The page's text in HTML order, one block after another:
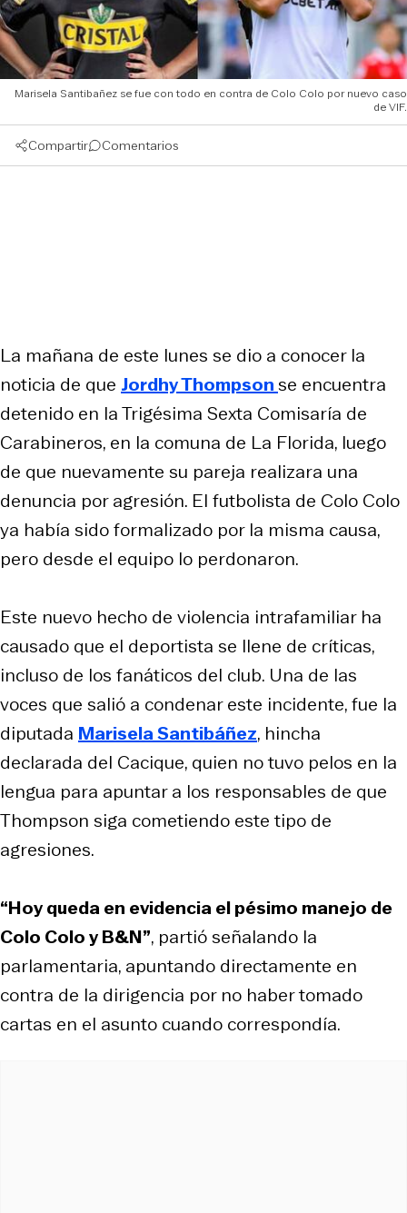
Marisela Santibañez se fue con todo en contra de Colo Colo por nuevo caso
de VIF.
Compartir Comentarios
La mañana de este lunes se dio a conocer la
noticia de que Jordhy Thompsonse encuentra
detenido en la Trigésima Sexta Comisaría de
Carabineros, en la comuna de La Florida, luego
de que nuevamente su pareja realizara una
denuncia por agresión. El futbolista de Colo Colo
ya había sido formalizado por la misma causa,
pero desde el equipo lo perdonaron.
Este nuevo hecho de violencia intrafamiliar ha
causado que el deportista se llene de críticas,
incluso de los fanáticos del club. Una de las
voces que salió a condenar este incidente, fue la
diputada Marisela Santibáñez, hincha
declarada del Cacique, quien no tuvo pelos en la
lengua para apuntar a los responsables de que
Thompson siga cometiendo este tipo de
agresiones.
“Hoy queda en evidencia el pésimo manejo de
Colo Colo y B&N”, partió señalando la
parlamentaria, apuntando directamente en
contra de la dirigencia por no haber tomado
cartas en el asunto cuando correspondía.